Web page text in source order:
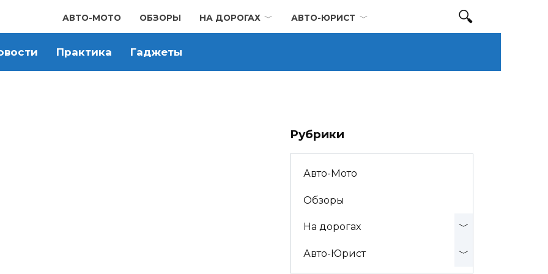
АВТО-МОТО ОБЗОРЫ НА ДОРОГАХ АВТО-ЮРИСТ
Практика Гаджеты
Рубрики
Авто-Мото
Обзоры
На дорогах
Авто-Юрист